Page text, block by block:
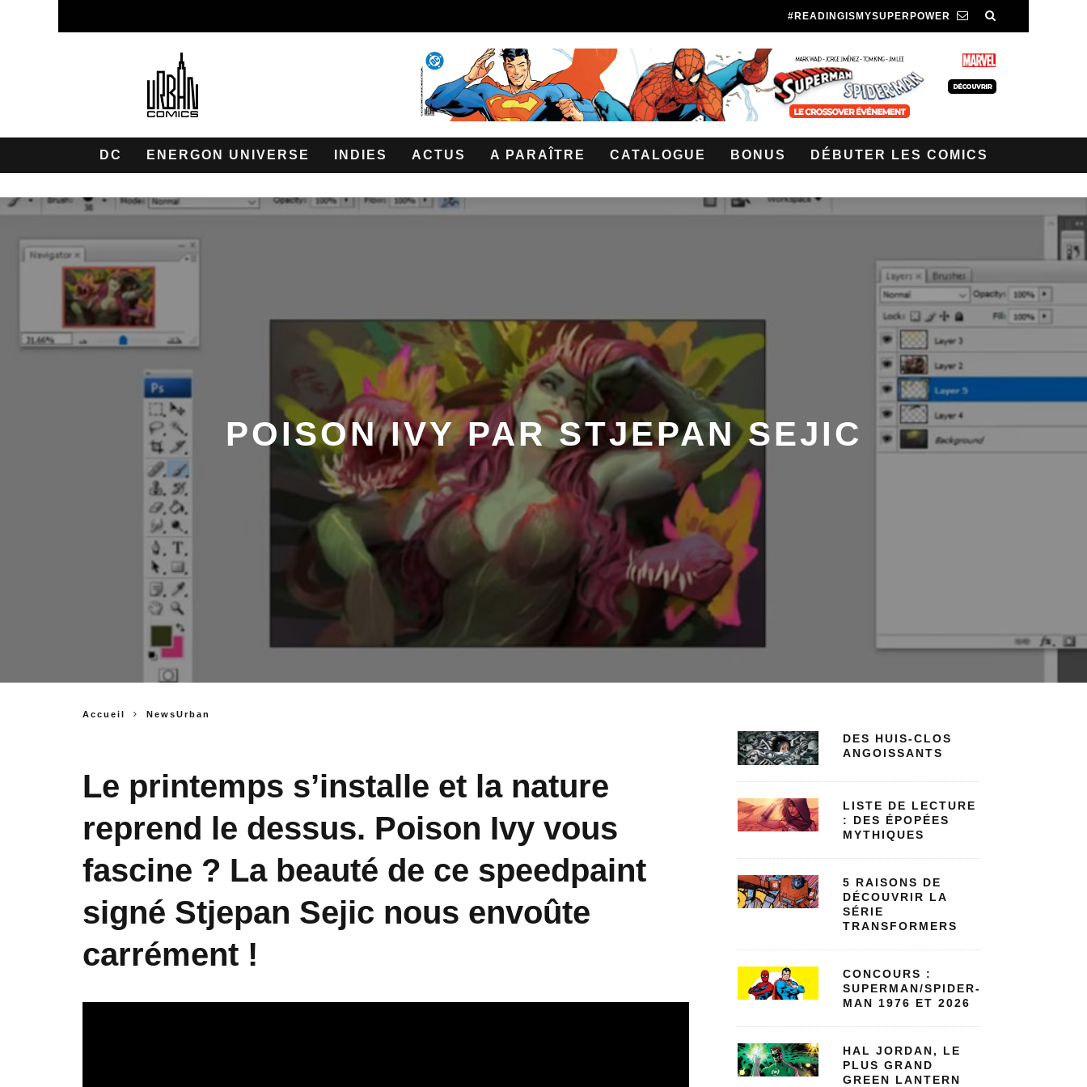
#READINGISMYSUPERPOWER
DC ENERGON UNIVERSE INDIES ACTUS A PARAÎTRE CATALOGUE BONUS DÉBUTER LES COMICS
POISON IVY PAR STJEPAN SEJIC
Accueil NewsUrban
Le printemps s’installe et la nature
reprend le dessus. Poison Ivy vous
fascine ? La beauté de ce speedpaint
signé Stjepan Sejic nous envoûte
carrément !
DES HUIS-CLOS
ANGOISSANTS
LISTE DE LECTURE
: DES ÉPOPÉES
MYTHIQUES
5 RAISONS DE
DÉCOUVRIR LA
SÉRIE
TRANSFORMERS
CONCOURS :
SUPERMAN/SPIDER-
MAN 1976 ET 2026
HAL JORDAN, LE
PLUS GRAND
GREEN LANTERN